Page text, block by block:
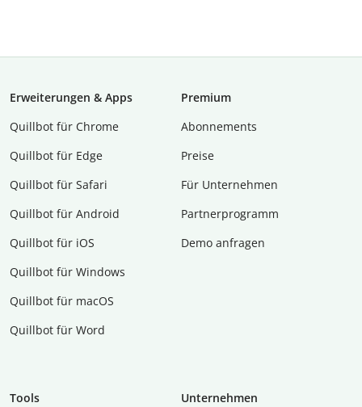
Erweiterungen & Apps
Quillbot für Chrome
Quillbot für Edge
Quillbot für Safari
Quillbot für Android
Quillbot für iOS
Quillbot für Windows
Quillbot für macOS
Quillbot für Word
Premium
Abon­ne­ments
Preise
Für Unternehmen
Partnerprogramm
Demo anfragen
Tools
Unternehmen